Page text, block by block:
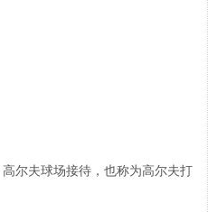
尔夫球场接待，也称为高尔夫打